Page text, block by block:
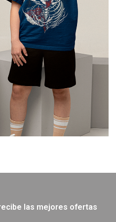
las mejores ofertas